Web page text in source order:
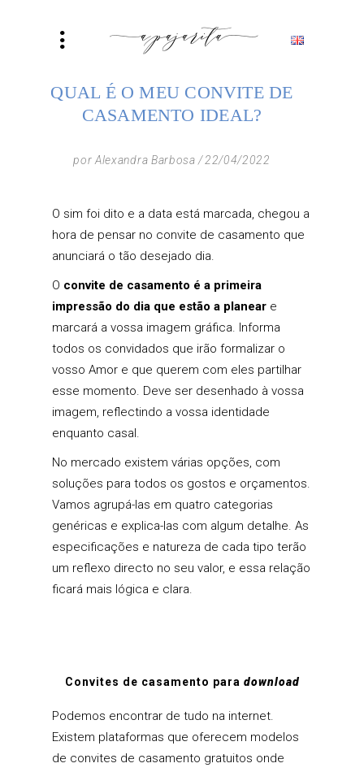
QUAL É O MEU CONVITE DE
CASAMENTO IDEAL?
por Alexandra Barbosa 22/04/2022
O sim foi dito e a data está marcada, chegou a
hora de pensar no convite de casamento que
anunciará o tão desejado dia.
O convite de casamento é a primeira
impressão do dia que estão a planear e
marcará a vossa imagem gráfica. Informa
todos os convidados que irão formalizar o
vosso Amor e que querem com eles partilhar
esse momento. Deve ser desenhado à vossa
imagem, reflectindo a vossa identidade
enquanto casal.
No mercado existem várias opções, com
soluções para todos os gostos e orçamentos.
Vamos agrupá-las em quatro categorias
genéricas e explica-las com algum detalhe. As
especificações e natureza de cada tipo terão
um reflexo directo no seu valor, e essa relação
ficará mais lógica e clara.
Convites de casamento para download
Podemos encontrar de tudo na internet.
Existem plataformas que oferecem modelos
de convites de casamento gratuitos onde